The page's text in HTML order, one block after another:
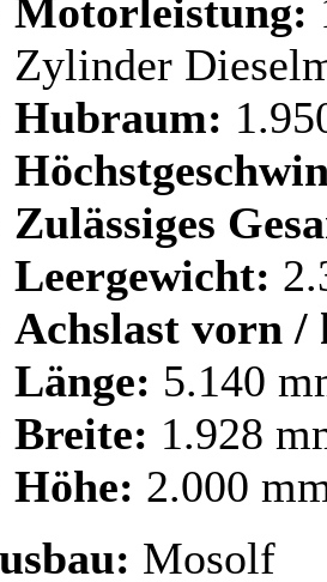
Motorleistung:
Zylinder
Hubraum:
Zulässiges
Leergewicht:
Achslast vorn /
Länge: 5.140
Breite: 1.928
Höhe: 2.000
Mosolf